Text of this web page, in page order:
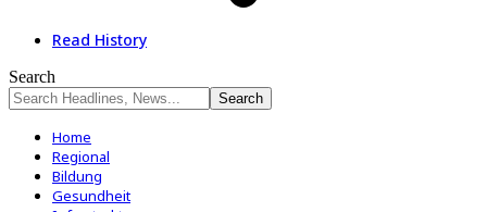
Read History
Search
Home
Regional
Bildung
Gesundheit